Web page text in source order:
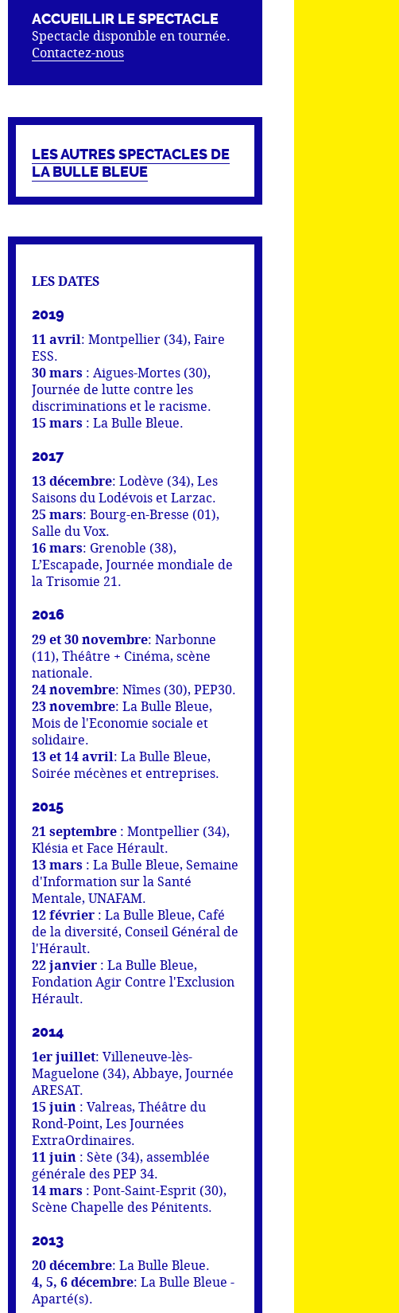
ACCUEILLIR LE SPECTACLE
Spectacle disponible en tournée.
Contactez-nous
LES AUTRES SPECTACLES DE
LA BULLE BLEUE
LES DATES
2019
11 avril: Montpellier (34), Faire
ESS.
30 mars : Aigues-Mortes (30),
Journée de lutte contre les
discriminations et le racisme.
15 mars : La Bulle Bleue.
2017
13 décembre: Lodève (34), Les
Saisons du Lodévois et Larzac.
25 mars: Bourg-en-Bresse (01),
Salle du Vox.
16 mars: Grenoble (38),
L’Escapade, Journée mondiale de
la Trisomie 21.
2016
29 et 30 novembre: Narbonne
(11), Théâtre + Cinéma, scène
nationale.
24 novembre: Nîmes (30), PEP30.
23 novembre: La Bulle Bleue,
Mois de l'Economie sociale et
solidaire.
13 et 14 avril: La Bulle Bleue,
Soirée mécènes et entreprises.
2015
21 septembre : Montpellier (34),
Klésia et Face Hérault.
13 mars : La Bulle Bleue, Semaine
d'Information sur la Santé
Mentale, UNAFAM.
12 février : La Bulle Bleue, Café
de la diversité, Conseil Général de
l'Hérault.
22 janvier : La Bulle Bleue,
Fondation Agir Contre l'Exclusion
Hérault.
2014
1er juillet: Villeneuve-lès-
Maguelone (34), Abbaye, Journée
ARESAT.
15 juin : Valreas, Théâtre du
Rond-Point, Les Journées
ExtraOrdinaires.
11 juin : Sète (34), assemblée
générale des PEP 34.
14 mars : Pont-Saint-Esprit (30),
Scène Chapelle des Pénitents.
2013
20 décembre: La Bulle Bleue.
4, 5, 6 décembre: La Bulle Bleue -
Aparté(s).